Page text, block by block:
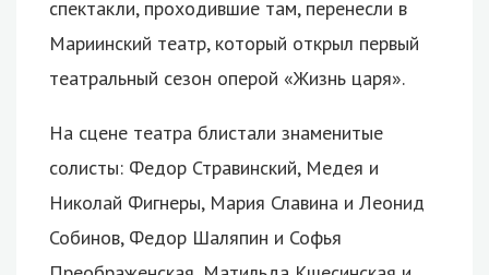
спектакли, проходившие там, перенесли в
Мариинский театр, который открыл первый
театральный сезон оперой «Жизнь царя».
На сцене театра блистали знаменитые
солисты: Федор Стравинский, Медея и
Николай Фигнеры, Мария Славина и Леонид
Собинов, Федор Шаляпин и Софья